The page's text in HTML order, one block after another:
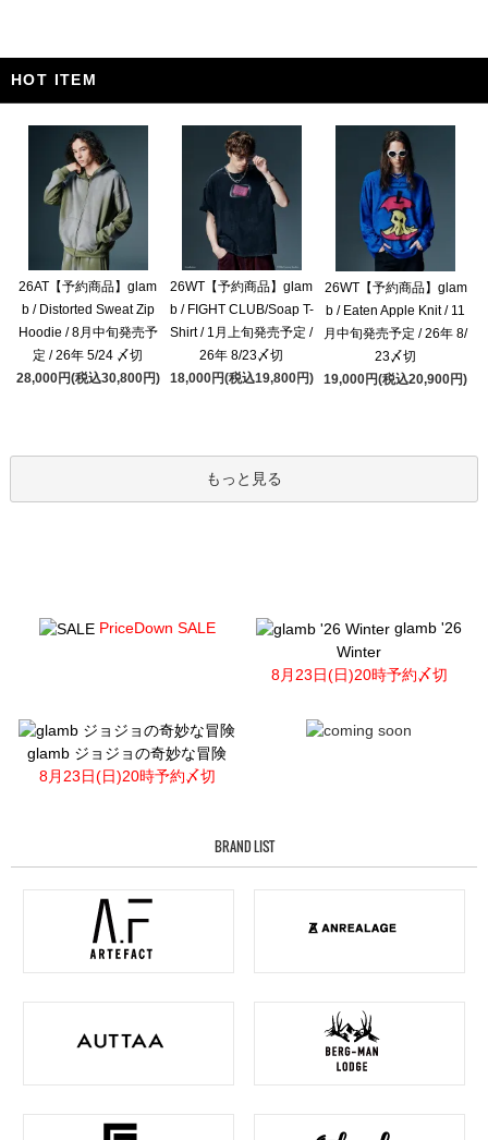
HOT ITEM
26AT【予約商品】glam
b / Distorted Sweat Zip
Hoodie / 8月中旬発売予
定 / 26年 5/24 〆切
28,000円(税込30,800円)
26WT【予約商品】glam
b / FIGHT CLUB/Soap T-
Shirt / 1月上旬発売予定 /
26年 8/23〆切
18,000円(税込19,800円)
26WT【予約商品】glam
b / Eaten Apple Knit / 11
月中旬発売予定 / 26年 8/
23〆切
19,000円(税込20,900円)
もっと見る
PriceDown SALE
glamb '26
Winter
8月23日(日)20時予約〆切
glamb ジョジョの奇妙な冒険
8月23日(日)20時予約〆切
BRAND LIST